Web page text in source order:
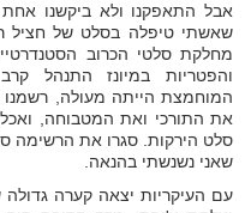
אבל התאפקנו ולא ביקשנו אחת
שאשתי טיפלה בסלט של חציל
מחלקת סלטי הכרוב
והפטריות במיונז התנהל
המוחמצת הייתה מעולה, רשמנו
את התורכי ואת המטבוחה,
סלט הירקות. סגרו את הרשימה
שאני נשנשתי בהנאה.
עם העיקריות יצאה קערה גדולה